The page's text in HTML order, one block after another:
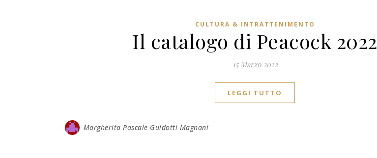
CULTURA & INTRATTENIMENTO
Il catalogo di Peacock 2022
15 Marzo 2022
LEGGI TUTTO
Margherita Pascale Guidotti Magnani